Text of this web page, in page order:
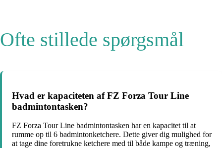
Ofte stillede spørgsmål
Hvad er kapaciteten af ​​FZ Forza Tour Line
badmintontasken?
FZ Forza Tour Line badmintontasken har en kapacitet til at
rumme op til 6 badmintonketchere. Dette giver dig mulighed for
at tage dine foretrukne ketchere med til både kampe og træning,